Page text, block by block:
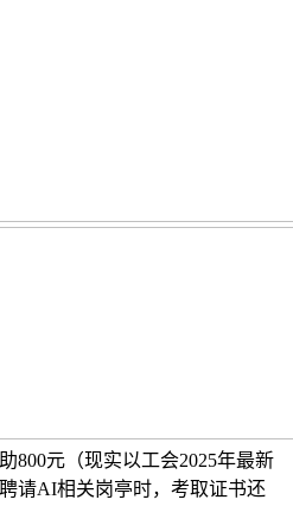
800元（现实以工会2025年最新
请AI相关岗亭时，考取证书还